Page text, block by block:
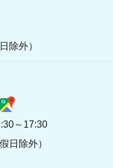
除外）
～17:30
日除外）